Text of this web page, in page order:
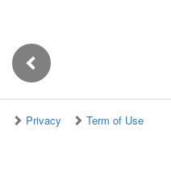
Privacy Term of Use